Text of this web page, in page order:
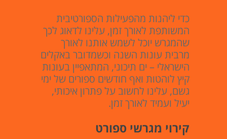
כדי ליהנות מהפעילות הספורטיבית
המשותפת לאורך זמן, עלינו לדאוג לכך
שהמגרש יוכל לשמש אותנו לאורך
מרבית עונות השנה וכשמדובר באקלים
הישראלי – ים תיכוני, המתאפיין בעונות
קיץ לוהטות ואף חודשים ספורים של ימי
גשם, עלינו לחשוב על פתרון איכותי,
יעיל ועמיד לאורך זמן.
קירוי מגרשי ספורט